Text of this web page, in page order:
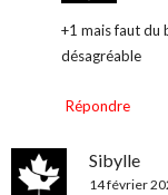
+1 mais faut du
désagréable
Répondre
Sibylle
14 février